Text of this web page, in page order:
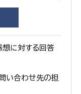
想に対する回答
い合わせ先の担